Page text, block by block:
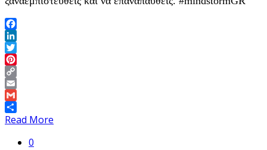
Facebook
LinkedIn
Twitter
Pinterest
Copy
Link
Email
Gmail
Share
Read More
0